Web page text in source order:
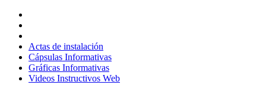
contenido
Actas de instalación
Cápsulas Informativas
Gráficas Informativas
Videos Instructivos Web